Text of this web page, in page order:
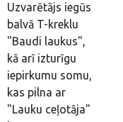
Uzvarētājs iegūs
balvā T-kreklu
"Baudi laukus",
kā arī izturīgu
iepirkumu somu,
kas pilna ar
"Lauku ceļotāja"